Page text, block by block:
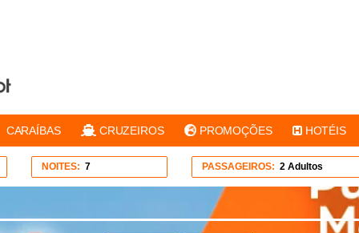
CARAÍBAS CRUZEIROS PROMOÇÕES HOTÉIS
NOITES: 7 PASSAGEIROS: 2 Adultos